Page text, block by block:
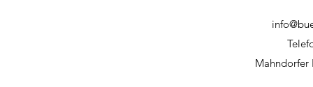
Mahndorfer